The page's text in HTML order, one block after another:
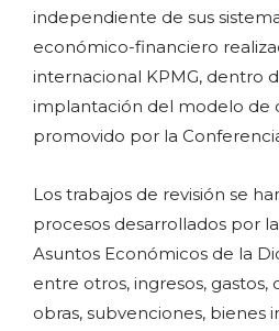
independiente de sus
económico-financiero
internacional KPMG, dentro
implantación del modelo de
promovido por la
Los trabajos de revisión se
procesos desarrollados por
Asuntos Económicos de la
entre otros, ingresos, gastos,
obras, subvenciones, bienes